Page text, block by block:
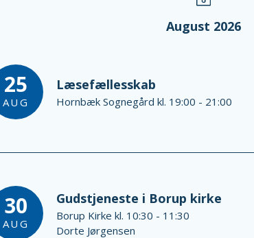
August 2026
25
AUG
Læsefællesskab
Hornbæk Sognegård kl. 19:00 - 21:00
30
AUG
Gudstjeneste i Borup kirke
Borup Kirke kl. 10:30 - 11:30
Dorte Jørgensen